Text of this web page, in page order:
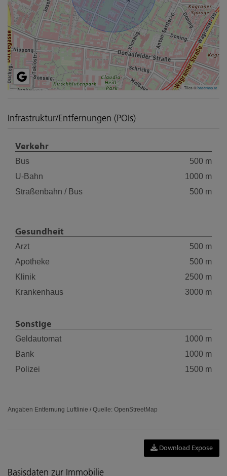
Tiles ©basemap.at
Infrastruktur/Entfernungen (POIs)
Verkehr
Bus
500 m
U-Bahn
1000 m
Straßenbahn / Bus
500 m
Gesundheit
Arzt
500 m
Apotheke
500 m
Klinik
2500 m
Krankenhaus
3000 m
Sonstige
Geldautomat
1000 m
Bank
1000 m
Polizei
1500 m
Angaben Entfernung Luftlinie / Quelle: OpenStreetMap
Download Expose
Basisdaten zur Immobilie